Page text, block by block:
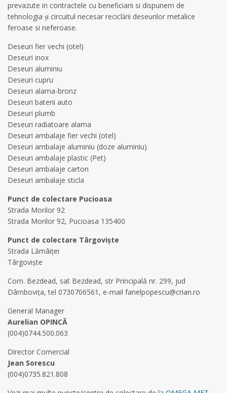
prevazute in contractele cu beneficiarii si dispunem de
tehnologia și circuitul necesar reciclării deseurilor metalice
feroase si neferoase.
Deseuri fier vechi (otel)
Deseuri inox
Deseuri aluminiu
Deseuri cupru
Deseuri alama-bronz
Deseuri baterii auto
Deseuri plumb
Deseuri radiatoare alama
Deseuri ambalaje fier vechi (otel)
Deseuri ambalaje aluminiu (doze aluminiu)
Deseuri ambalaje plastic (Pet)
Deseuri ambalaje carton
Deseuri ambalaje sticla
Punct de colectare Pucioasa
Strada Morilor 92
Strada Morilor 92, Pucioasa 135400
Punct de colectare Târgoviște
Strada Lămâiței
Târgoviște
Com. Bezdead, sat Bezdead, str Principală nr. 299, jud
Dâmbovița, tel 0730706561, e-mail fanelpopescu@crian.ro
General Manager
Aurelian OPINCĂ
(004)0744.500.063
Director Comercial
Jean Sorescu
(004)0735.821.808